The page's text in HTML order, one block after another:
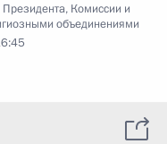
, Комиссии и
объединениями